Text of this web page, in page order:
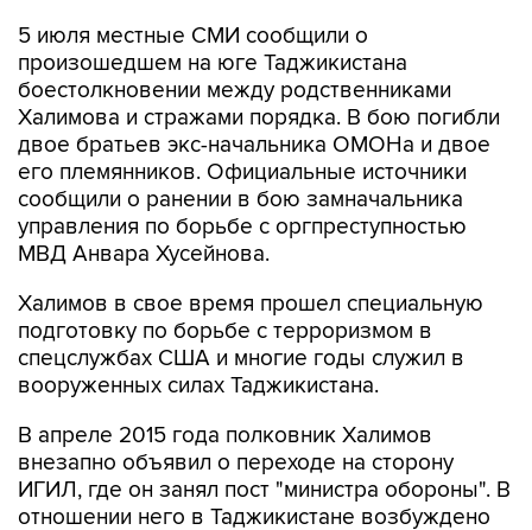
боестолкновении между родственниками
Халимова и стражами порядка. В бою погибли
двое братьев экс-начальника ОМОНа и двое
его племянников. Официальные источники
сообщили о ранении в бою замначальника
управления по борьбе с оргпреступностью
МВД Анвара Хусейнова.
Халимов в свое время прошел специальную
спецслужбах США и многие годы служил в
вооруженных силах Таджикистана.
В апреле 2015 года полковник Халимов
ИГИЛ, где он занял пост "министра обороны". В
отношении него в Таджикистане возбуждено
уголовное дело по статьям "измена
государству", "участие в преступном